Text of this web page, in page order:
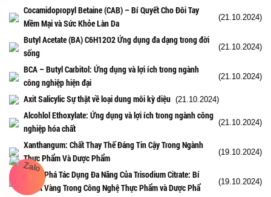
Cocamidopropyl Betaine (CAB) – Bí Quyết Cho Đôi Tay
Mềm Mại và Sức Khỏe Làn Da
(21.10.2024)
Butyl Acetate (BA) C6H12O2 Ứng dụng đa dạng trong đời
sống
(21.10.2024)
BCA – Butyl Carbitol: Ứng dụng và lợi ích trong ngành
công nghiệp hiện đại
(21.10.2024)
Axit Salicylic Sự thật về loại dung môi kỳ diệu (21.10.2024)
Alcohlol Ethoxylate: Ứng dụng và lợi ích trong ngành công
nghiệp hóa chất
(21.10.2024)
Xanthangum: Chất Thay Thế Đáng Tin Cậy Trong Ngành
Thực Phẩm Và Dược Phẩm
(19.10.2024)
Khám Phá Tác Dụng Đa Năng Của Trisodium Citrate: Bí
Quyết Vàng Trong Công Nghệ Thực Phẩm và Dược Phẩ
(19.10.2024)